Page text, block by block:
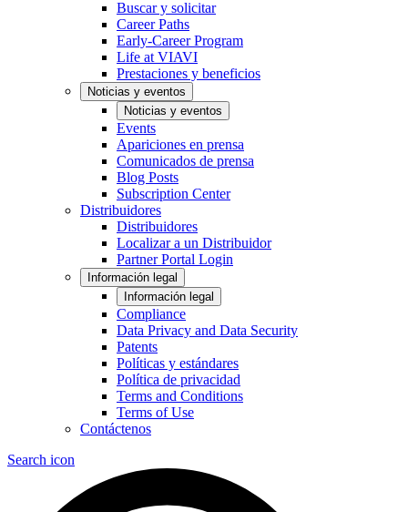
Buscar y solicitar
Career Paths
Early-Career Program
Life at VIAVI
Prestaciones y beneficios
Noticias y eventos
Noticias y eventos
Events
Apariciones en prensa
Comunicados de prensa
Blog Posts
Subscription Center
Distribuidores
Distribuidores
Localizar a un Distribuidor
Partner Portal Login
Información legal
Información legal
Compliance
Data Privacy and Data Security
Patents
Políticas y estándares
Política de privacidad
Terms and Conditions
Terms of Use
Contáctenos
Search icon